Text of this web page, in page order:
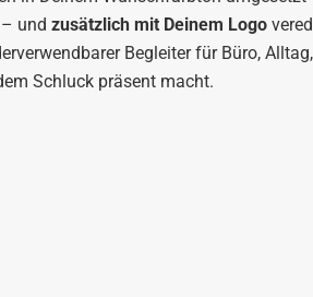
und zusätzlich mit Deinem Logo
Begleiter für Büro,
Schluck präsent macht.